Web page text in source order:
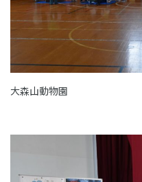
大森山動物園